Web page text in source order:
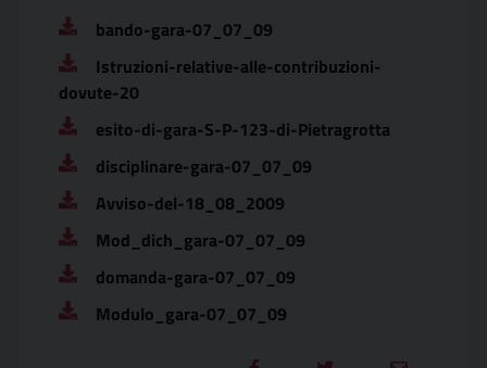
bando-gara-07_07_09
Istruzioni-relative-alle-contribuzioni-
dovute-20
esito-di-gara-S-P-123-di-Pietragrotta
disciplinare-gara-07_07_09
Avviso-del-18_08_2009
Mod_dich_gara-07_07_09
domanda-gara-07_07_09
Modulo_gara-07_07_09